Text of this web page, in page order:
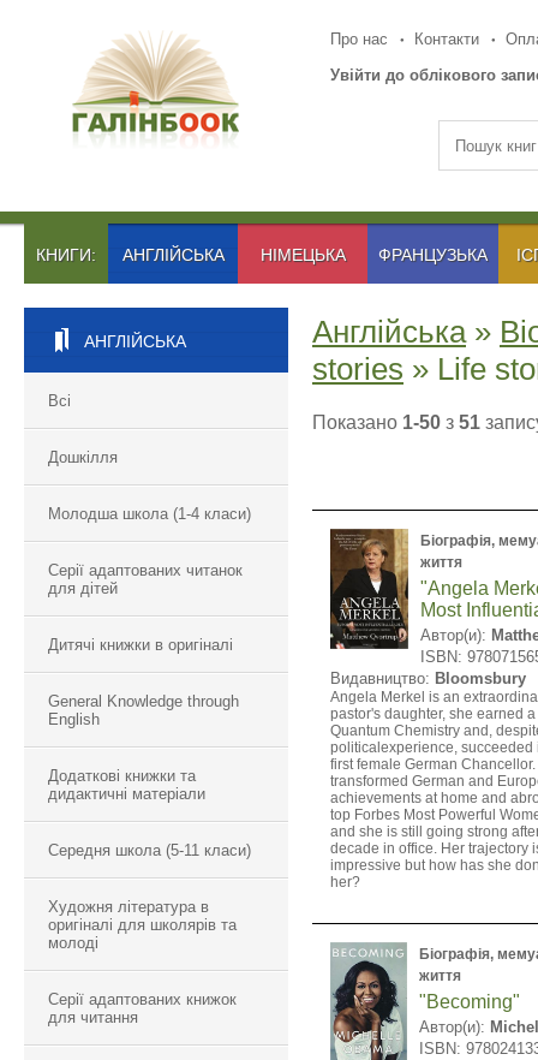
Про нас Контакти
Увійти до облікового
КНИГИ: АНГЛІЙСЬКА НІМЕЦЬКА ФРАНЦУЗЬКА
АНГЛІЙСЬКА
Всі
Дошкілля
Молодша школа (1-4 класи)
Серії адаптованих читанок
для дітей
Дитячі книжки в оригіналі
General Knowledge through
English
Додаткові книжки та
дидактичні матеріали
Середня школа (5-11 класи)
Художня література в
оригіналі для школярів та
молоді
Серії адаптованих книжок
для читання
Англійська»
stories » Life
Показано 1-50 з 51
Біографія,
життя
"Angela
Most
Автор(и):
ISBN:
Видавництво: Bloomsbury
Angela Merkel is an
pastor's daughter, she earned
Quantum Chemistry and,
politicalexperience, succeeded
first female German
transformed German and
achievements at home and
top Forbes Most Powerful
and she is still going strong
decade in office. Her trajectory
impressive but how has she
her?
Біографія,
життя
"Becoming"
Автор(и):
ISBN: